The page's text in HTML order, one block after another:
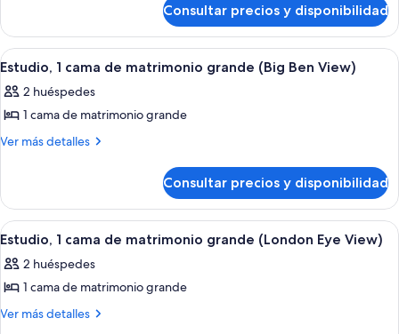
camas
individuales
2
camas
individuales
Consultar precios y disponibilidad
Abrir
todas
las
fotos
de
cama
de
matrimonio
grande
(Big
View)
Una habitación de hotel moderna
7
Estudio, 1 cama de matrimonio grande (Big Ben View)
2 huéspedes
1 cama de matrimonio grande
Ver más detalles
Más
1
cama
de
grande
(Big
View)
Consultar precios y disponibilidad
Abrir
todas
las
fotos
de
Una habitación de hotel con vistas
9
Estudio, 1 cama de matrimonio grande (London Eye View)
2 huéspedes
1 cama de matrimonio grande
Ver más detalles
Más